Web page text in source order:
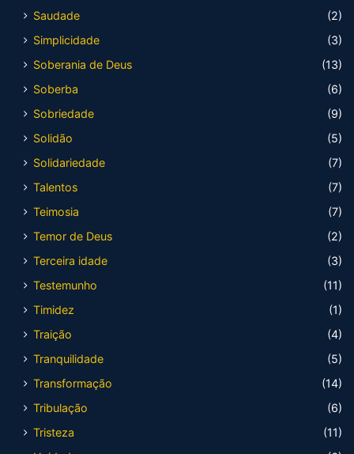
Saudade
(2)
Simplicidade
(3)
Soberania de Deus
(13)
Soberba
(6)
Sobriedade
(9)
Solidão
(5)
Solidariedade
(7)
Talentos
(7)
Teimosia
(7)
Temor de Deus
(2)
Terceira idade
(3)
Testemunho
(11)
Timidez
(1)
Traição
(4)
Tranquilidade
(5)
Transformação
(14)
Tribulação
(6)
Tristeza
(11)